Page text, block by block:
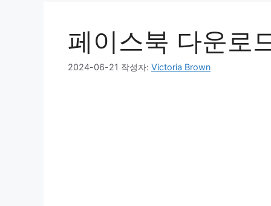
페이스북 다운로
2024-06-21 작성자: Victoria Brown